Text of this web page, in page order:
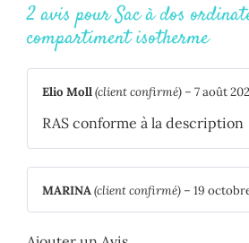
2 avis pourSac à dos
compartiment isotherme
Elio Moll(client confirmé) – 7 août
RAS conforme à la description
MARINA(client confirmé) – 19